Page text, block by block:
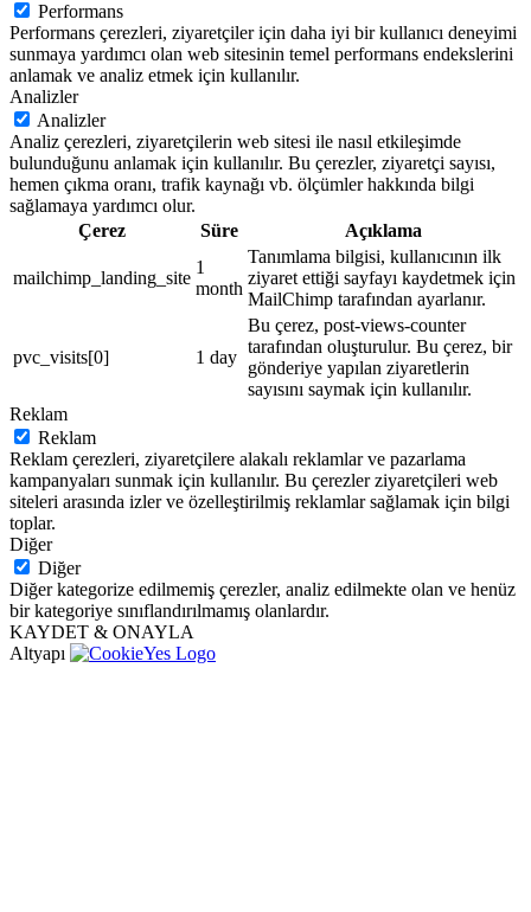
Performans
Performans çerezleri, ziyaretçiler için daha iyi bir kullanıcı deneyimi
sunmaya yardımcı olan web sitesinin temel performans endekslerini
anlamak ve analiz etmek için kullanılır.
Analizler
Analizler
Analiz çerezleri, ziyaretçilerin web sitesi ile nasıl etkileşimde
bulunduğunu anlamak için kullanılır. Bu çerezler, ziyaretçi sayısı,
hemen çıkma oranı, trafik kaynağı vb. ölçümler hakkında bilgi
sağlamaya yardımcı olur.
Çerez
Süre Açıklama
mailchimp_landing_site
1
month
Tanımlama bilgisi, kullanıcının ilk
ziyaret ettiği sayfayı kaydetmek için
MailChimp tarafından ayarlanır.
pvc_visits[0] 1 day
Bu çerez, post-views-counter
tarafından oluşturulur. Bu çerez, bir
gönderiye yapılan ziyaretlerin
sayısını saymak için kullanılır.
Reklam
Reklam
Reklam çerezleri, ziyaretçilere alakalı reklamlar ve pazarlama
kampanyaları sunmak için kullanılır. Bu çerezler ziyaretçileri web
siteleri arasında izler ve özelleştirilmiş reklamlar sağlamak için bilgi
toplar.
Diğer
Diğer
Diğer kategorize edilmemiş çerezler, analiz edilmekte olan ve henüz
bir kategoriye sınıflandırılmamış olanlardır.
KAYDET & ONAYLA
Altyapı